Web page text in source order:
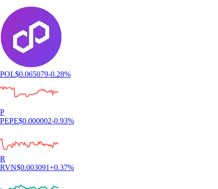
POL$0.065079-0.28%
P
PEPE$0.000002-0.93%
R
RVN$0.003091+0.37%